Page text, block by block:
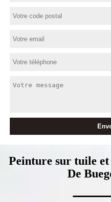
Peinture sur tuile
De